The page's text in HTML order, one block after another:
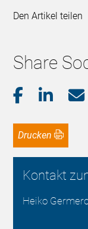
Den Artikel teilen
Share
Drucken
Kontakt
Heiko